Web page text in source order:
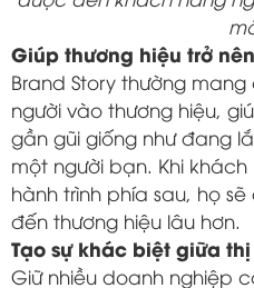
Giúp thương hiệu trở
Brand Story thường
người vào thương hiệu,
gần gũi giống như đang
một người bạn. Khi
hành trình phía sau, họ
đến thương hiệu lâu hơn.
Tạo sự khác biệt giữa
Giữ nhiều doanh nghiệp